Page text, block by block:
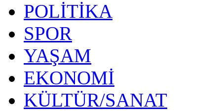
POLİTİKA
SPOR
YAŞAM
EKONOMİ
KÜLTÜR/SANAT